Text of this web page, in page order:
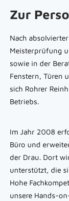
Zur
Nach
Meisterprüfung
sowie in der
Fenstern, Türen
sich Rohrer
Betriebs.
Im Jahr 2008
Büro und
der Drau. Dort
unterstützt, die
Hohe
unsere Hands-